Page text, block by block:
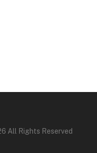
All Rights Reserved